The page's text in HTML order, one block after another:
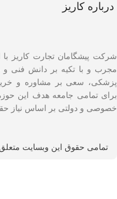
درباره کاریز
شرکت پیشگامان تجارت کاریز
مجرب و با تکیه بر دانش فنی
پزشکی، سعی بر مشاوره و
برای تمامی جامعه هدف این
خصوصی و دولتی بر اساس نیاز
تمامی حقوق این وبسایت